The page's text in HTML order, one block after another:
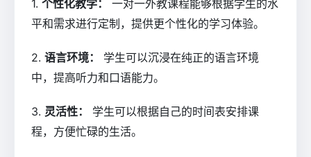
1. 个性化教学：
一对一外教课程能够根据学生的水
平和需求进行定制，提供更个性化的学习体验。
2. 语言环境：
学生可以沉浸在纯正的语言环境
中，提高听力和口语能力。
3. 灵活性：
学生可以根据自己的时间表安排课
程，方便忙碌的生活。